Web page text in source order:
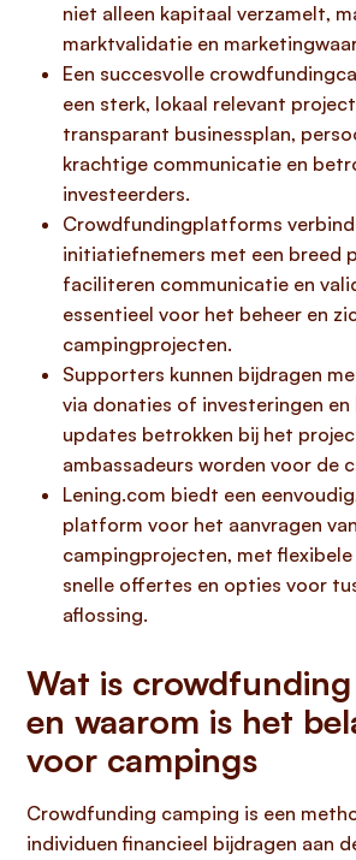
niet alleen kapitaal verzamelt,
marktvalidatie en
Een succesvolle
een sterk, lokaal relevant
transparant businessplan,
krachtige communicatie en
investeerders.
Crowdfundingplatforms
initiatiefnemers met een breed
faciliteren communicatie en
essentieel voor het beheer en
campingprojecten.
Supporters kunnen bijdragen
via donaties of investeringen en
updates betrokken bij het
ambassadeurs worden voor de
Lening.com biedt een
platform voor het aanvragen
campingprojecten, met
snelle offertes en opties voor
aflossing.
Wat is
en waarom is het
voor campings
Crowdfunding camping is een
individuen financieel bijdragen aan